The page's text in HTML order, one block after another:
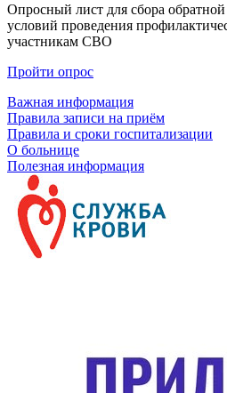
Опросный лист для сбора
условий проведения
участникам СВО
Пройти опрос
Важная информация
Правила записи на приём
Правила и сроки госпитализации
О больнице
Полезная информация